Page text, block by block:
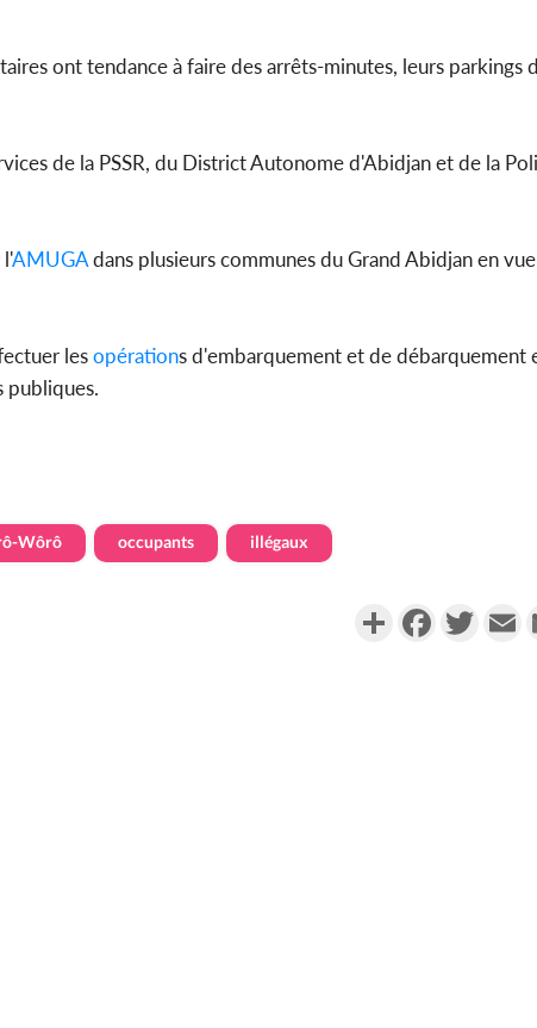
ont tendance à faire des arrêts-minutes, leurs parkings
de la PSSR, du District Autonome d'Abidjan et de la
l'AMUGAdans plusieurs communes du Grand Abidjan en
lesopérations d'embarquement et de débarquement
publiques.
Wôrô occupants illégaux
PartagerFacebookTwitter